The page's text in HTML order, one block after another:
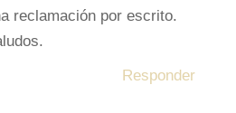
reclamación por escrito.
Responder